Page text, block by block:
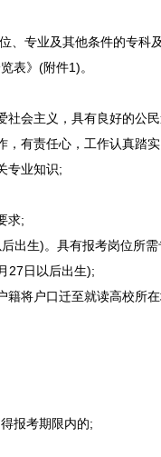
、专业及其他条件的专科
表》(附件1)。
会主义，具有良好的公
有责任心，工作认真踏
专业知识;
求;
生)。具有报考岗位所需
27日以后出生);
籍将户口迁至就读高校所
报考期限内的;